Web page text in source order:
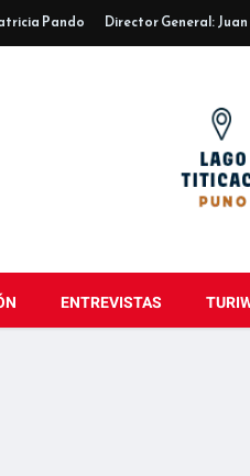
Pando Director General:
ENTREVISTAS